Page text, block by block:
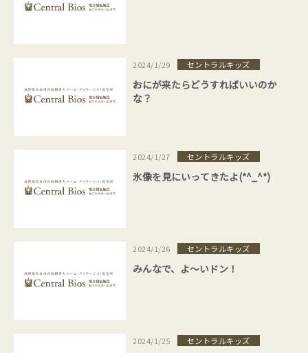
2024/1/29 セントラルキッズ
おにが来たらどうすればいいのか
な？
2024/1/27 セントラルキッズ
氷像を見にいってきたよ(*^_^*)
2024/1/26 セントラルキッズ
みんなで、よ～いドン！
2024/1/25 セントラルキッズ